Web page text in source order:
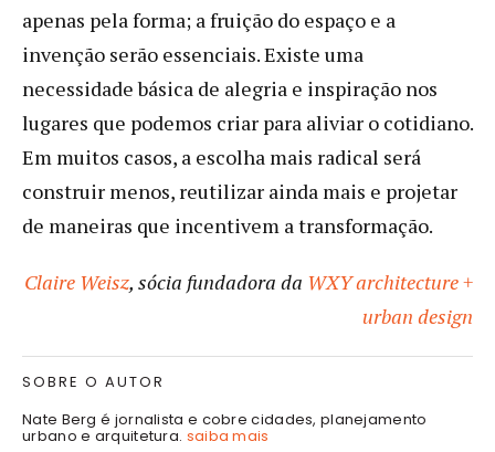
apenas pela forma; a fruição do espaço e a
invenção serão essenciais. Existe uma
necessidade básica de alegria e inspiração nos
lugares que podemos criar para aliviar o cotidiano.
Em muitos casos, a escolha mais radical será
construir menos, reutilizar ainda mais e projetar
de maneiras que incentivem a transformação.
Claire Weisz, sócia fundadora da WXY architecture +
urban design
SOBRE O AUTOR
Nate Berg é jornalista e cobre cidades, planejamento
urbano e arquitetura. saiba mais